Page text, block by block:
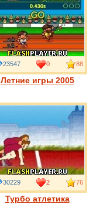
Летние игры 2005
23547 0 88
Турбо атлетика
30229 2 76